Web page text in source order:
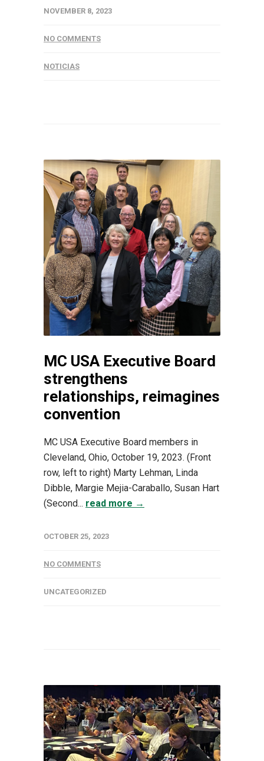
NOVEMBER 8, 2023
NO COMMENTS
NOTICIAS
MC USA Executive Board
strengthens
relationships, reimagines
convention
MC USA Executive Board members in
Cleveland, Ohio, October 19, 2023. (Front
row, left to right) Marty Lehman, Linda
Dibble, Margie Mejia-Caraballo, Susan Hart
(Second... read more →
OCTOBER 25, 2023
NO COMMENTS
UNCATEGORIZED